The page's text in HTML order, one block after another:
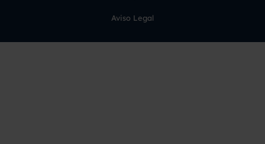
Aviso Legal